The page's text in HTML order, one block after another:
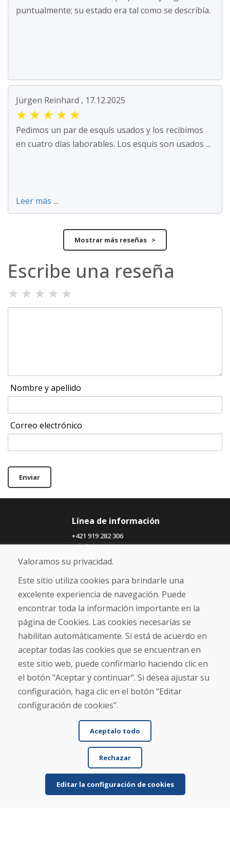
puntualmente; su estado era tal como se describía.
Jürgen Reinhard , 17.12.2025
★ ★ ★ ★ ★
Pedimos un par de esquís usados y los recibimos
en cuatro días laborables. Los esquís son usados ...
Leer más ...
Mostrar más reseñas >
Escribe una reseña
★ ★ ★ ★ ★
Nombre y apellido
Correo electrónico
Enviar
Línea de información
+421 919 282 306
info@domivosport.es
Sobre nosotros
Comercio
Contacto
Compra
Tienda electrónica
Términos y condiciones
Envío y pago
NORMAS DE RECLAMACIÓN
Devolución y cambio de mercancías
Cookies
Valoramos su privacidad.
Este sitio utiliza cookies para brindarle una
excelente experiencia de navegación. Puede
encontrar toda la información importante en la
página de Cookies. Las cookies necesarias se
habilitan automáticamente. Si está de acuerdo en
aceptar todas las cookies que se encuentran en
este sitio web, puede confirmarlo haciendo clic en
el botón "Aceptar y continuar". Si desea ajustar su
configuración, haga clic en el botón “Editar
configuración de cookies”.
Aceptalo todo
Rechazar
Editar la configuración de cookies